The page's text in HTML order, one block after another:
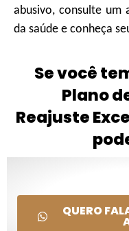
abusivo, consulte um
da saúde e conheça
Se você
Plano
Reajuste
QUERO